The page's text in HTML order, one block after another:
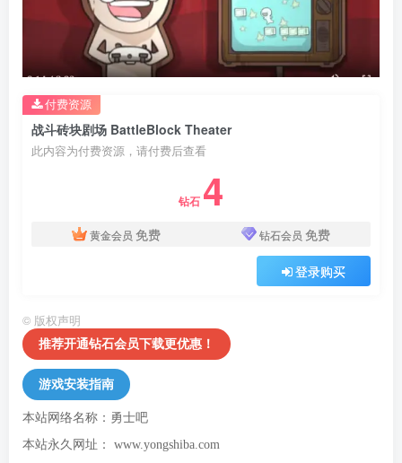
战斗砖块剧场 BattleBlock Theater
此内容为付费资源，请付费后查看
钻石 4
黄金会员 免费 钻石会员 免费
登录购买
付费资源
© 版权声明
推荐开通钻石会员下载更优惠！
游戏安装指南
本站网络名称：勇士吧
本站永久网址： www.yongshiba.com